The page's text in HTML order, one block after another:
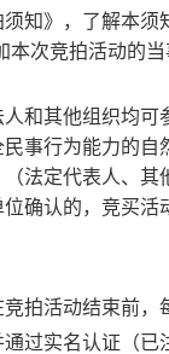
知》，了解本
本次竞拍活动的
和其他组织均
事行为能力的
法定代表人、
确认的，竞买
拍活动结束前
过实名认证（